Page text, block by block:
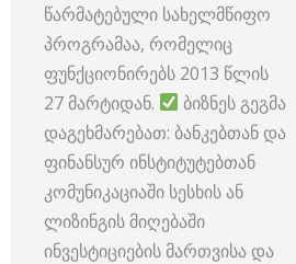
წარმატებული სახელმწიფო
პროგრამაა, რომელიც
ფუნქციონირებს 2013 წლის
27 მარტიდან.
ბიზნეს გეგმა
დაგეხმარებათ: ბანკებთან და
ფინანსურ ინსტიტუტებთან
კომუნიკაციაში სესხის ან
ლიზინგის მიღებაში
ინვესტიციების მართვისა და